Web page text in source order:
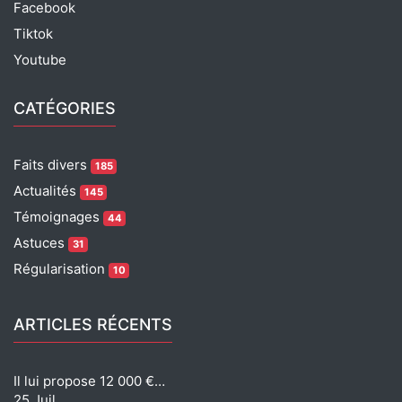
Facebook
Tiktok
Youtube
CATÉGORIES
Faits divers 185
Actualités 145
Témoignages 44
Astuces 31
Régularisation 10
ARTICLES RÉCENTS
Il lui propose 12 000 €…